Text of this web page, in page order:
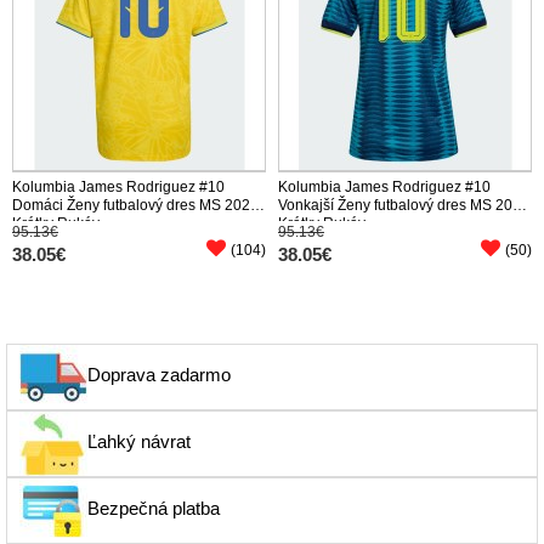
Kolumbia James Rodriguez #10
Domáci Ženy futbalový dres MS 2026
Krátky Rukáv
95.13€
38.05€ (104)
Kolumbia James Rodriguez #10
Vonkajší Ženy futbalový dres MS 2026
Krátky Rukáv
95.13€
38.05€ (50)
Doprava zadarmo
Ľahký návrat
Bezpečná platba